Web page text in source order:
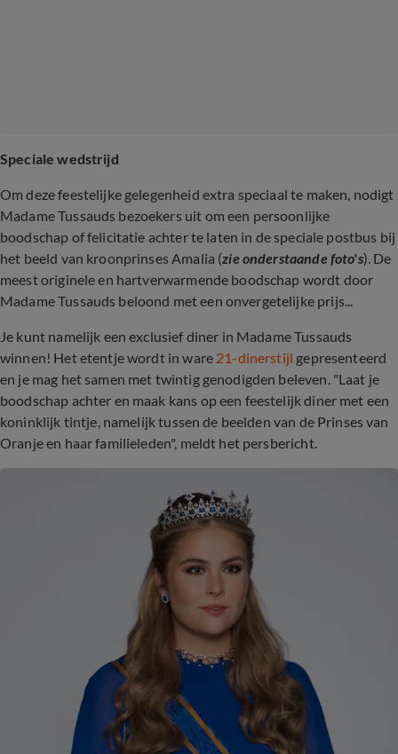
Speciale wedstrijd
Om deze feestelijke gelegenheid extra speciaal te maken, nodigt
Madame Tussauds bezoekers uit om een persoonlijke
boodschap of felicitatie achter te laten in de speciale postbus bij
het beeld van kroonprinses Amalia (zie onderstaande foto's). De
meest originele en hartverwarmende boodschap wordt door
Madame Tussauds beloond met een onvergetelijke prijs...
Je kunt namelijk een exclusief diner in Madame Tussauds
winnen! Het etentje wordt in ware 21-dinerstijl gepresenteerd
en je mag het samen met twintig genodigden beleven. "Laat je
boodschap achter en maak kans op een feestelijk diner met een
koninklijk tintje, namelijk tussen de beelden van de Prinses van
Oranje en haar familieleden", meldt het persbericht.